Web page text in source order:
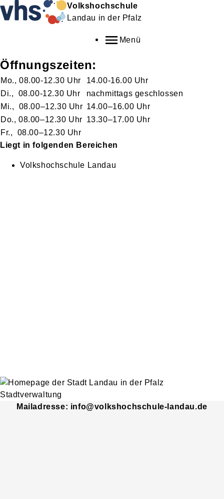
Volkshochschule
Landau in der Pfalz
Menü
Öffnungszeiten:
Mo., 08.00-12.30 Uhr
14.00-16.00 Uhr
Di., 08.00-12.30 Uhr
nachmittags geschlossen
Mi., 08.00–12.30 Uhr 14.00–16.00 Uhr
Do., 08.00–12.30 Uhr 13.30–17.00 Uhr
Fr., 08.00–12.30 Uhr
Liegt in folgenden Bereichen
Volkshochschule Landau
Mailadresse: info@volkshochschule-landau.de